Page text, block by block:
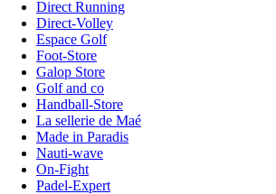
Direct Running
Direct-Volley
Espace Golf
Foot-Store
Galop Store
Golf and co
Handball-Store
La sellerie de Maé
Made in Paradis
Nauti-wave
On-Fight
Padel-Expert